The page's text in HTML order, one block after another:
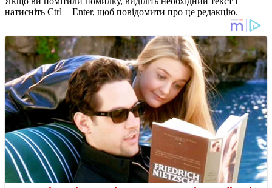
натисніть Ctrl + Enter, щоб повідомити про це редакцію.